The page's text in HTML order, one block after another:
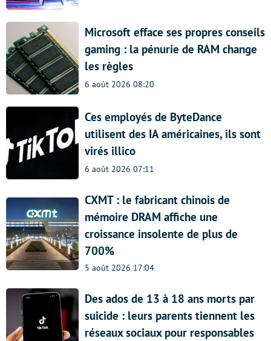
Microsoft efface ses propres conseils
gaming : la pénurie de RAM change
les règles
6 août 2026 08:20
Ces employés de ByteDance
utilisent des IA américaines, ils sont
virés illico
6 août 2026 07:11
CXMT : le fabricant chinois de
mémoire DRAM affiche une
croissance insolente de plus de
700%
5 août 2026 17:04
Des ados de 13 à 18 ans morts par
suicide : leurs parents tiennent les
réseaux sociaux pour responsables